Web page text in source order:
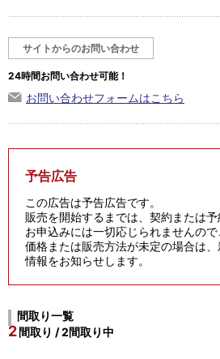
サイトからのお問い合わせ
24時間お問い合わせ可能！
お問い合わせフォームはこちら
予告広告
この広告は予告広告です。
販売を開始するまでは、契約または
お申込みには一切応じられませんので
価格または販売方法が未定の場合は
情報をお知らせします。
間取り一覧
2間取り / 2間取り中